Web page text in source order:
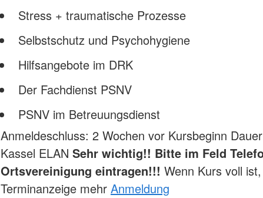
Stress + traumatische Prozesse
Selbstschutz und Psychohygiene
Hilfsangebote im DRK
Der Fachdienst PSNV
PSNV im Betreuungsdienst
Anmeldeschluss: 2 Wochen vor Kursbeginn
Kassel ELAN Sehr wichtig!! Bitte im Feld
Ortsvereinigung eintragen!!! Wenn Kurs voll
Terminanzeige mehr Anmeldung